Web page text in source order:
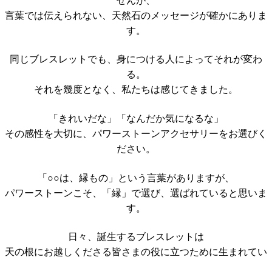
言葉では伝えられない、天然石のメッセージが確かにありま
す。
同じブレスレットでも、身につける人によってそれが変わ
る。
それを幾度となく、私たちは感じてきました。
「きれいだな」「なんだか気になるな」
その感性を大切に、パワーストーンアクセサリーをお選びく
ださい。
「○○は、縁もの」という言葉がありますが、
パワーストーンこそ、「縁」で選び、選ばれていると思いま
す。
日々、誕生するブレスレットは
天の根にお越しくださる皆さまの役に立つために生まれてい